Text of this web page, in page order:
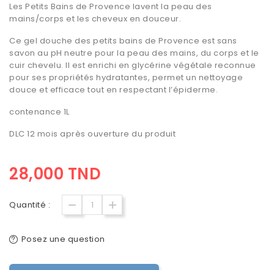
Les Petits Bains de Provence lavent la peau des
mains/corps et les cheveux en douceur.
Ce gel douche des petits bains de Provence est sans
savon au pH neutre pour la peau des mains, du corps et le
cuir chevelu. Il est enrichi en glycérine végétale reconnue
pour ses propriétés hydratantes, permet un nettoyage
douce et efficace tout en respectant l’épiderme.
contenance 1L
DLC 12 mois après ouverture du produit
28,000 TND
Quantité :
Posez une question